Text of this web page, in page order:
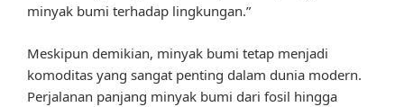
minyak bumi terhadap lingkungan.”
Meskipun demikian, minyak bumi tetap menjadi
komoditas yang sangat penting dalam dunia modern.
Perjalanan panjang minyak bumi dari fosil hingga